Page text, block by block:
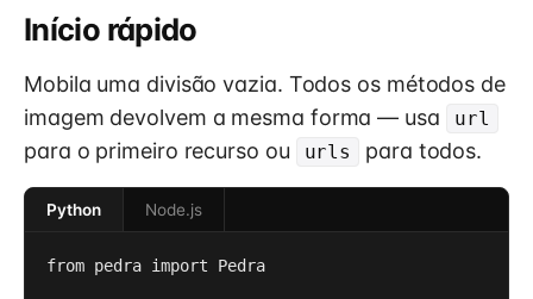
Início rápido
Mobila uma divisão vazia. Todos os métodos de
imagem devolvem a mesma forma — usa
url
para o primeiro recurso ou urls para todos.
Python Node.js
from pedra import Pedra